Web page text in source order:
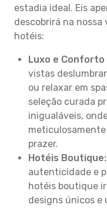
estadia ideal. Eis
descobrirá na
hotéis:
Luxo e Conforto
vistas
ou relaxar em
seleção curada
inigualáveis,
prazer.
Hotéis Boutique:
autenticidade e
hotéis boutique
designs únicos e